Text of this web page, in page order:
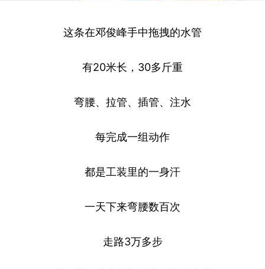
这条在邓俊峰手中拖拽的水管
有20米长，30多斤重
弯腰、拉管、插管、注水
每完成一组动作
都是工装里的一身汗
一天下来弯腰数百次
走路3万多步